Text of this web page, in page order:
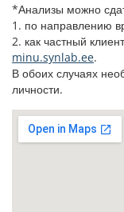
*Анализы можно
1. по направлению
2. как частный
minu.synlab.ee.
В обоих случаях
личности.